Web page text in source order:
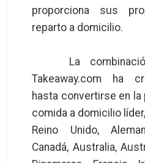
proporciona sus
reparto a domicilio.
La
Takeaway.com ha
hasta convertirse en
comida a domicilio
Reino Unido,
Canadá, Australia,